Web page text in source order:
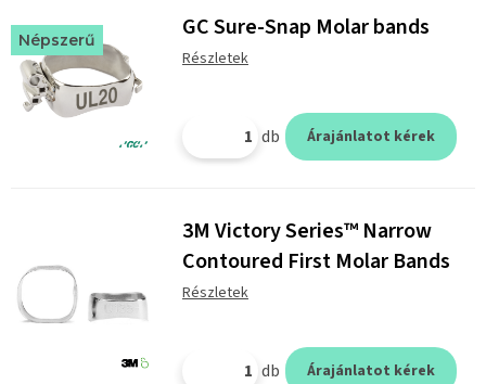
Népszerű GC Sure-Snap Molar bands
Részletek
db Árajánlatot kérek
3M Victory Series™ Narrow
Contoured First Molar Bands
Részletek
db Árajánlatot kérek